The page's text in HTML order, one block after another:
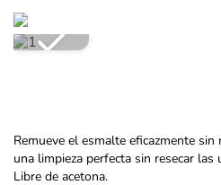
Remueve el esmalte eficazmente
una limpieza perfecta sin resecar
Libre de acetona.